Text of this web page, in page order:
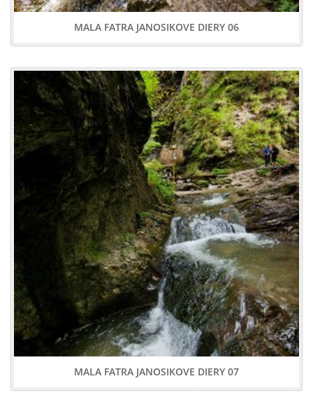
MALA FATRA JANOSIKOVE DIERY 06
MALA FATRA JANOSIKOVE DIERY 07